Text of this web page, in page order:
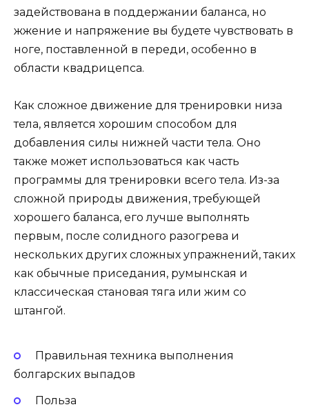
задействована в поддержании баланса, но
жжение и напряжение вы будете чувствовать в
ноге, поставленной в переди, особенно в
области квадрицепса.
Как сложное движение для тренировки низа
тела, является хорошим способом для
добавления силы нижней части тела. Оно
также может использоваться как часть
программы для тренировки всего тела. Из-за
сложной природы движения, требующей
хорошего баланса, его лучше выполнять
первым, после солидного разогрева и
нескольких других сложных упражнений, таких
как обычные приседания, румынская и
классическая становая тяга или жим со
штангой.
Правильная техника выполнения
болгарских выпадов
Польза